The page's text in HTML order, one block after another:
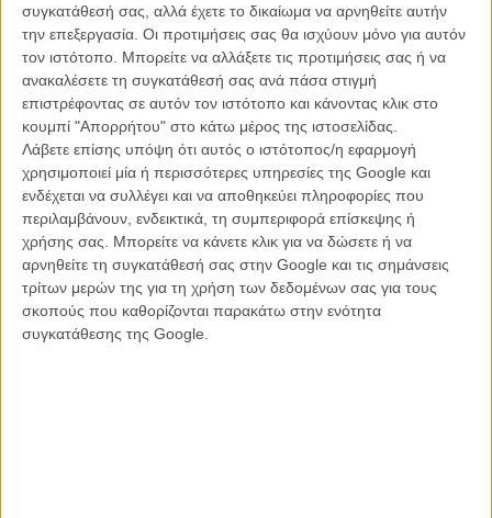
συγκατάθεσή σας, αλλά έχετε το δικαίωμα να αρνηθείτε αυτήν
την επεξεργασία. Οι προτιμήσεις σας θα ισχύουν μόνο για αυτόν
τον ιστότοπο. Μπορείτε να αλλάξετε τις προτιμήσεις σας ή να
ανακαλέσετε τη συγκατάθεσή σας ανά πάσα στιγμή
επιστρέφοντας σε αυτόν τον ιστότοπο και κάνοντας κλικ στο
κουμπί "Απορρήτου" στο κάτω μέρος της ιστοσελίδας.
Λάβετε επίσης υπόψη ότι αυτός ο ιστότοπος/η εφαρμογή
χρησιμοποιεί μία ή περισσότερες υπηρεσίες της Google και
ενδέχεται να συλλέγει και να αποθηκεύει πληροφορίες που
περιλαμβάνουν, ενδεικτικά, τη συμπεριφορά επίσκεψης ή
χρήσης σας. Μπορείτε να κάνετε κλικ για να δώσετε ή να
αρνηθείτε τη συγκατάθεσή σας στην Google και τις σημάνσεις
τρίτων μερών της για τη χρήση των δεδομένων σας για τους
σκοπούς που καθορίζονται παρακάτω στην ενότητα
συγκατάθεσης της Google.
Η Τούρτα του Προέδρου (The President's Cake) του Χασάν
Χαντί
H Λαμίχα δεν είναι τυχερή. Σε μια από τις παραδοσιακές κληρώσεις
στο σχολείο της, θα επιλέγει για να είναι αυτή που θα φτιάξει την
τούρτα για τα γενέθλια του Προέδρου Σαντάμ Χουσεΐν. Ο αυστηρός,
στρατιώτης δάσκαλος δεν ενδιαφέρεται για το γεγονός ότι το μικρό
κορίτσι δεν έχει χρήματα ούτε για τα βασικά. Μόνη της, μαζί με τη
γιαγιά της, Μπίμπι, ζουν στα Ελη του Νότιου Ιράκ. Η χρονιά είναι το
1990 και η χώρα ζει σε απίστευτες συνθήκες φτώχειας μετά τον
πρώτο πόλεμο στον Κόλπο, αλλά ο Σαντάμ Χουσεΐν συνεχίζει να
θεωρεί τον εαυτό του τιμημένο ηγέτη του λαού του, με απαίτηση να